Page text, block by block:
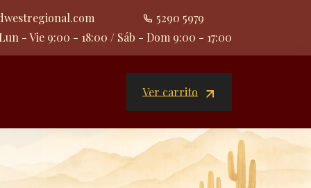
5290 5979
Lun - Vie 9:00 - 18:00 / Sáb - Dom 9:00 - 17:00
Ver carrito